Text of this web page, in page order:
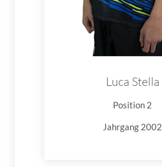
Luca Stella
Position 2
Jahrgang 2002